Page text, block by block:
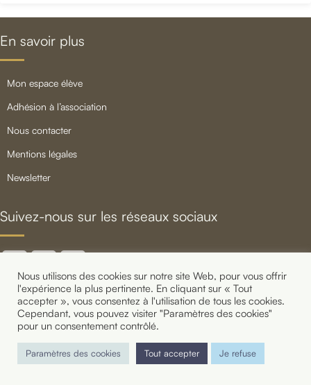
En savoir plus
mon espace élève
adhésion à l’association
nous contacter
mentions légales
newsletter
Suivez-nous sur les réseaux sociaux
Copyright 2021 Shake That Swing - Cours de Lindy Hop,
Charleston et Jazz Roots à Paris
Nous utilisons des cookies sur notre site Web, pour vous offrir
l'expérience la plus pertinente. En cliquant sur « Tout
accepter », vous consentez à l'utilisation de tous les cookies.
Cependant, vous pouvez visiter "Paramètres des cookies"
pour un consentement contrôlé.
Paramètres des cookies Tout accepter Je refuse